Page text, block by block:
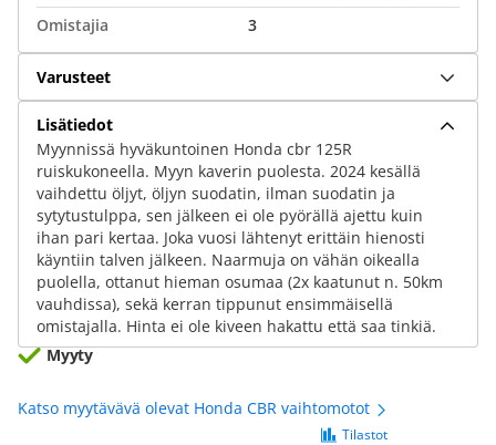
Omistajia
3
Varusteet
Lisätiedot
Myynnissä hyväkuntoinen Honda cbr 125R
ruiskukoneella. Myyn kaverin puolesta. 2024 kesällä
vaihdettu öljyt, öljyn suodatin, ilman suodatin ja
sytytustulppa, sen jälkeen ei ole pyörällä ajettu kuin
ihan pari kertaa. Joka vuosi lähtenyt erittäin hienosti
käyntiin talven jälkeen. Naarmuja on vähän oikealla
puolella, ottanut hieman osumaa (2x kaatunut n. 50km
vauhdissa), sekä kerran tippunut ensimmäisellä
omistajalla. Hinta ei ole kiveen hakattu että saa tinkiä.
Myyty
Katso myytävävä olevat Honda CBR vaihtomotot
Tilastot